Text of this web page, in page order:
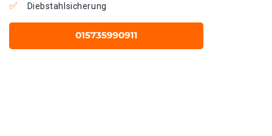
Diebstahlsicherung